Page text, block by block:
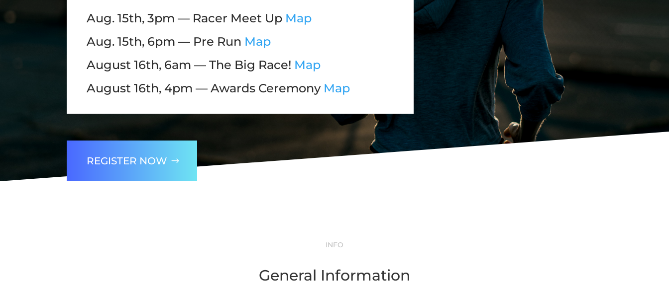
Aug. 15th, 3pm — Racer Meet Up Map
Aug. 15th, 6pm — Pre Run Map
August 16th, 6am — The Big Race! Map
August 16th, 4pm — Awards Ceremony Map
REGISTER NOW
INFO
General Information